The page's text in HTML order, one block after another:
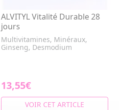
ALVITYL Vitalité Durable 28
jours
Multivitamines, Minéraux,
Ginseng, Desmodium
13,55€
VOIR CET ARTICLE